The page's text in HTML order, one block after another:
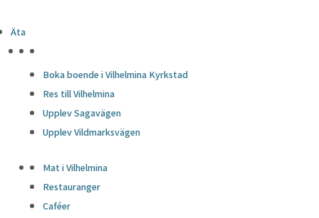
Äta
Boka boende i Vilhelmina Kyrkstad
Res till Vilhelmina
Upplev Sagavägen
Upplev Vildmarksvägen
Mat i Vilhelmina
Restauranger
Caféer